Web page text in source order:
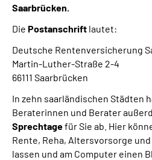
Saarbrücken.
Die Postanschrift lautet:
Deutsche Rentenversicherung
Martin-Luther-Straße 2-4
66111 Saarbrücken
In zehn saarländischen Städten
Beraterinnen und Berater
Sprechtagefür Sie ab. Hier
Rente, Reha, Altersvorsorge
lassen und am Computer einen